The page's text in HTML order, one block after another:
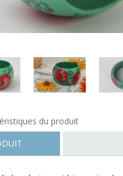
du produit